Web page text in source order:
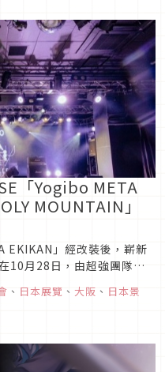
「Yogibo META
MOUNTAIN」
EKIKAN」經改裝後，嶄新
10月28日，由超強團隊打
（以下簡稱HOLY
、 日本展覽 、 大阪 、 日本景